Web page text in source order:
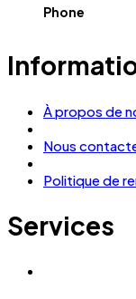
Phone
À propos de
Nous
Politique de
Services